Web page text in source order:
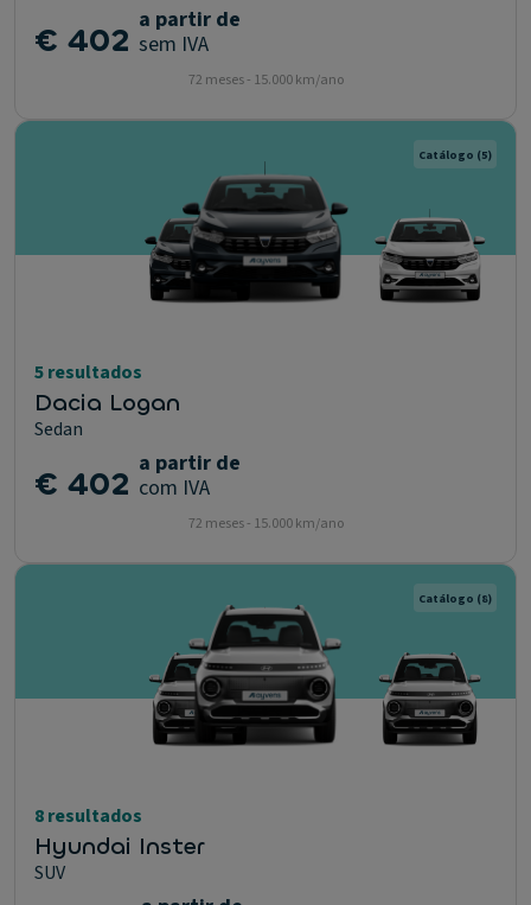
€ 402 a partir de
sem IVA
72 meses - 15.000 km/ano
Catálogo (5)
5 resultados
Dacia Logan
Sedan
€ 402 a partir de
com IVA
72 meses - 15.000 km/ano
Catálogo (8)
8 resultados
Hyundai Inster
SUV